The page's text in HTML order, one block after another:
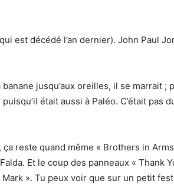
est décédé l’an dernier). John Paul
jusqu’aux oreilles, il se marrait ;
était aussi à Paléo. C’était pas
reste quand même « Brothers in Arms
Et le coup des panneaux « Thank
». Tu peux voir que sur un petit